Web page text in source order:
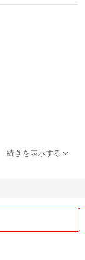
続きを表示する